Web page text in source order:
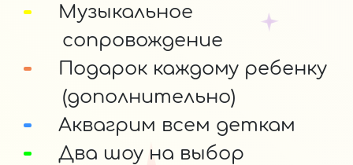
Музыкальное
сопровождение
Подарок каждому ребенку
(дополнительно)
Аквагрим всем деткам
Два шоу на выбор